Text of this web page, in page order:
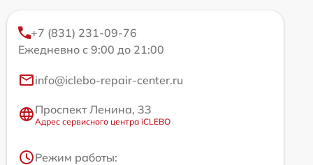
+7 (831) 231-09-76
Ежедневно с 9:00 до 21:00
info@iclebo-repair-center.ru
Проспект Ленина, 33
Адрес сервисного центра iCLEBO
Режим работы: